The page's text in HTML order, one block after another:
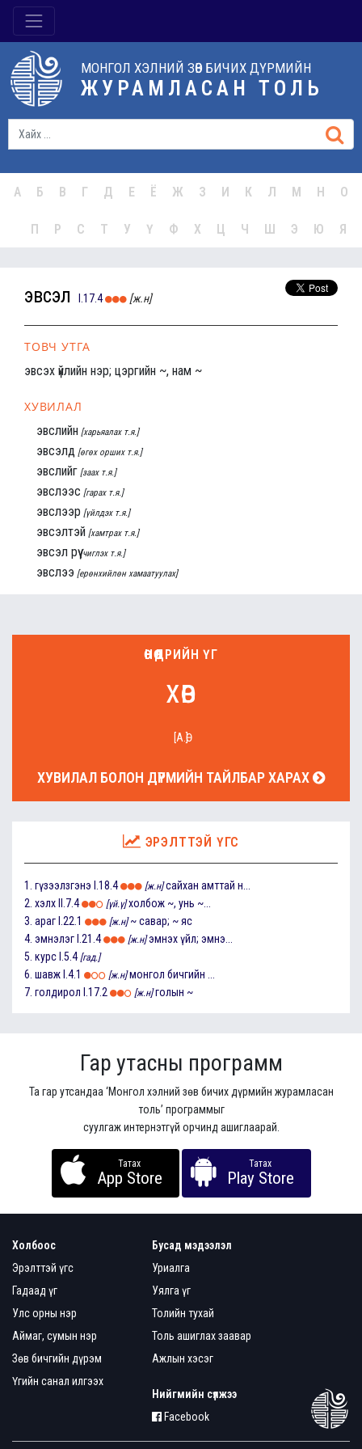
МОНГОЛ ХЭЛНИЙ ЗӨВ БИЧИХ ДҮРМИЙН
ЖУРАМЛАСАН ТОЛЬ
А Б В Г Д Е Ё Ж З И К Л М Н О
П Р С Т У Ү Ф Х Ц Ч Ш Э Ю Я
эвсэл I.17.4 [ж.н]
ТОВЧ УТГА
эвсэх үйлийн нэр; цэргийн ~, нам ~
ХУВИЛАЛ
эвслийн [харьяалах т.я.]
эвсэлд [өгөх орших т.я.]
эвслийг [заах т.я.]
эвслээс [гарах т.я.]
эвслээр [үйлдэх т.я.]
эвсэлтэй [хамтрах т.я.]
эвсэл рүү [чиглэх т.я.]
эвслээ [ерөнхийлөн хамаатуулах]
ӨНӨӨДРИЙН ҮГ
хөв
[А.Ө]
ХУВИЛАЛ БОЛОН ДҮРМИЙН ТАЙЛБАР ХАРАХ
ЭРЭЛТТЭЙ ҮГС
1. гүзээлзгэнэ I.18.4 [ж.н] сайхан амттай н...
2. хэлх II.7.4 [үй.ү] холбож ~, унь ~...
3. араг I.22.1 [ж.н] ~ савар; ~ яс
4. эмнэлэг I.21.4 [ж.н] эмнэх үйл; эмнэ...
5. курс I.5.4 [гад.]
6. шавж I.4.1 [ж.н] монгол бичгийн ...
7. голдирол I.17.2 [ж.н] голын ~
Гар утасны программ
Та гар утсандаа ‘Монгол хэлний зөв бичих дүрмийн журамласан
толь’ программыг
суулгаж интернэтгүй орчинд ашиглаарай.
Татах
App Store
Татах
Play Store
Холбоос
Эрэлттэй үгс
Гадаад үг
Улс орны нэр
Аймаг, сумын нэр
Зөв бичгийн дүрэм
Үгийн санал илгээх
Бусад мэдээлэл
Уриалга
Уялга үг
Толийн тухай
Толь ашиглах заавар
Ажлын хэсэг
Нийгмийн сүлжээ
Facebook